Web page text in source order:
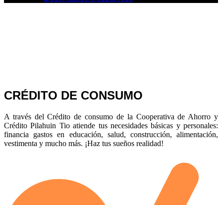
CRÉDITO DE CONSUMO
A través del Crédito de consumo de la Cooperativa de Ahorro y
Crédito Pilahuin Tio atiende tus necesidades básicas y personales:
financia gastos en educación, salud, construcción, alimentación,
vestimenta y mucho más. ¡Haz tus sueños realidad!